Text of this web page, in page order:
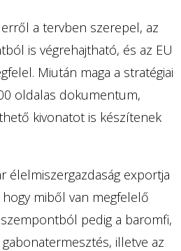
a tervben szerepel, az
is végrehajtható, és az EU
Miután maga a stratégiai
oldalas dokumentum,
kivonatot is készítenek
élelmiszergazdaság exportja
miből van megfelelő
pedig a baromfi,
illetve az